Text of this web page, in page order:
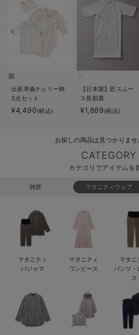
スタイ・よだれかけ（新生児・ベビー）
ベビー帽子（新生児・乳児）
ベビーシューズ・ファーストシューズ・ベビー靴下
ベビー リュック
ベビー 小物
赤ちゃん 洗剤・洗濯用品・お掃除
親子セット
快適機能ウェア特集 トップス
快適機能ウェア特集 パジャマ
erbaviva（エルバビーバ）
安心の日本製。先輩ママが買ってよかった！本当に必要な出産準備品
買って正解！高評価レビューアイテム
冬に可愛いニットがお得！
親子コーデ｜ママとベビーにおすすめ！
便利な育児家電
Gift Selection 出産祝い
保育園・入園準備特集
ファルスカ
デロンギ
出産準備チェリー柄
3点セット
¥4,490(税込)
【日本製】匠スムー
ス長肌着
¥1,889(税込)
お探しの商品は見つかりませ
CATEGORY
カテゴリでアイテムを
雑貨 マタニティウェア
マタニティ
パジャマ
マタニティ
ワンピース
マタニ
パンツ・
ス